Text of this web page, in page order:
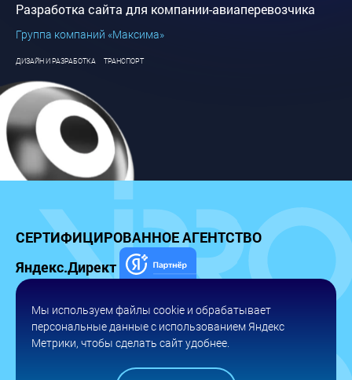
Разработка сайта для компании-авиаперевозчика
Группа компаний «Максима»
ДИЗАЙН И РАЗРАБОТКА ТРАНСПОРТ
СЕРТИФИЦИРОВАННОЕАГЕНТСТВО
Яндекс.Директ
ТОП 50 АГЕНТСТВ МОСКВЫ
по созданию и продвижению сайтов
Мы используем файлы cookie и обрабатывает
персональные данные с использованием Яндекс
Метрики, чтобы сделать сайт удобнее.